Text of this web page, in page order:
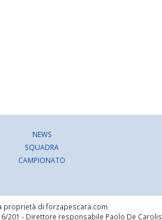
NEWS
SQUADRA
CAMPIONATO
proprietà di forzapescara.com
201 - Direttore responsabile Paolo De Carolis